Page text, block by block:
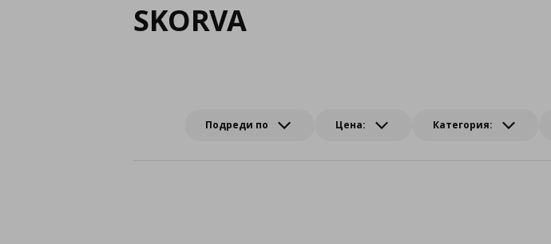
SKORVA
Подреди по Цена: Категория: